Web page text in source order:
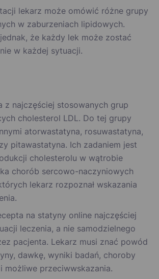
lekarz może omówić różne grupy
w zaburzeniach lipidowych.
że każdy lek może zostać
w każdej sytuacji.
z najczęściej stosowanych grup
cholesterol LDL. Do tej grupy
atorwastatyna, rosuwastatyna,
pitawastatyna. Ich zadaniem jest
cholesterolu w wątrobie
chorób sercowo-naczyniowych
lekarz rozpoznał wskazania
na statyny online najczęściej
leczenia, a nie samodzielnego
pacjenta. Lekarz musi znać powód
dawkę, wyniki badań, choroby
możliwe przeciwwskazania.